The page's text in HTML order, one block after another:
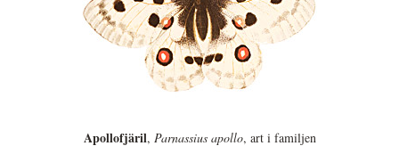
Apollofjäril, Parnassius apollo, art i familjen